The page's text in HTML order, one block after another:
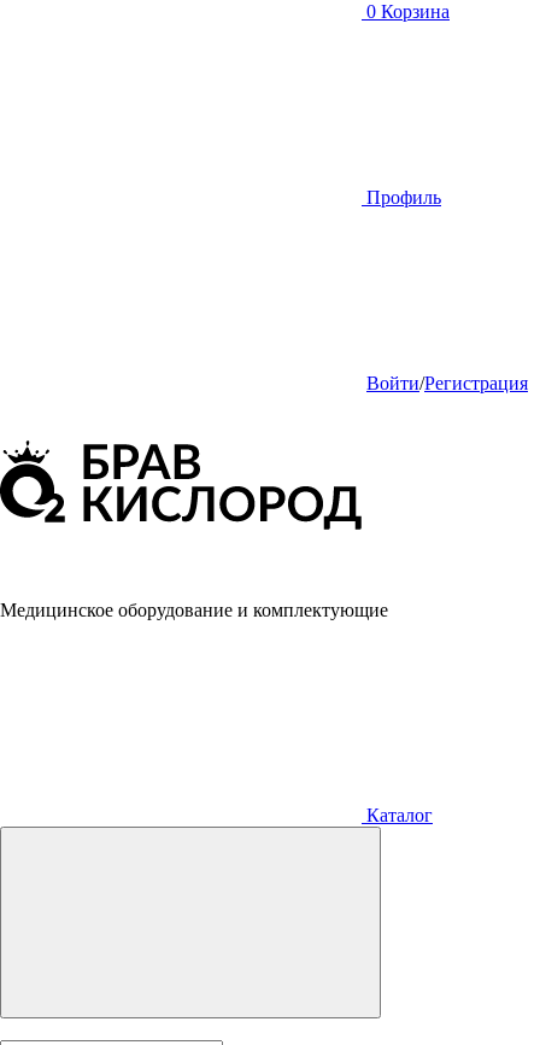
0 Корзина
Профиль
Войти/Регистрация
Медицинское оборудование и комплектующие
Каталог